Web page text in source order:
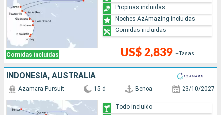
Comidas incluidas US$ 2,839 +Tasas
Propinas incluidas
Noches AzAmazing incluidas
Comidas incluidas
INDONESIA, AUSTRALIA
Azamara Pursuit 15 d Benoa 23/10/2027
Todo incluido